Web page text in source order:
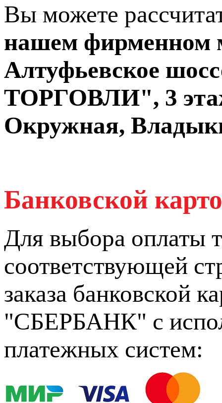
Вы можете
нашем фирменном
Алтуфьевское
ТОРГОВЛИ", 3
Окружная,
Банковской
Для выбора оплаты
соответствующей
заказа банковской
"СБЕРБАНК" с
платежных систем: